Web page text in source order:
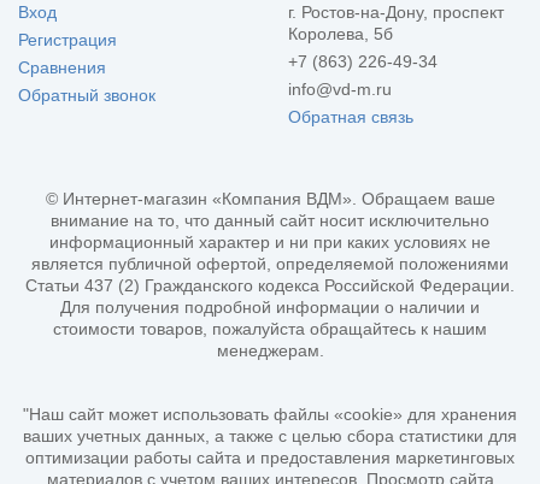
Вход
Регистрация
Сравнения
Обратный звонок
г. Ростов-на-Дону, проспект
Королева, 5б
+7 (863) 226-49-34
info@vd-m.ru
Обратная связь
© Интернет-магазин «Компания ВДМ». Обращаем ваше
внимание на то, что данный сайт носит исключительно
информационный характер и ни при каких условиях не
является публичной офертой, определяемой положениями
Статьи 437 (2) Гражданского кодекса Российской Федерации.
Для получения подробной информации о наличии и
стоимости товаров, пожалуйста обращайтесь к нашим
менеджерам.
"Наш сайт может использовать файлы «cookie» для хранения
ваших учетных данных, а также с целью сбора статистики для
оптимизации работы сайта и предоставления маркетинговых
материалов с учетом ваших интересов. Просмотр сайта